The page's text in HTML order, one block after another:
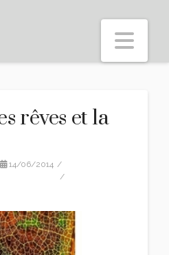
rêves et la
14/06/2014